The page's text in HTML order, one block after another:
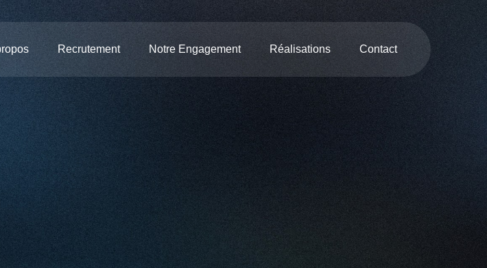
Recrutement Notre Engagement Réalisations Contact